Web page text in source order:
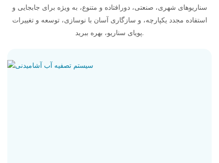
سناریوهای شهری، صنعتی، دورافتاده و متنوع، به ویژه برای جابجایی و
استفاده مجدد یکپارچه، و سازگاری آسان با نوسازی، توسعه و تغییرات
پویای سناریو، بهره ببرید.